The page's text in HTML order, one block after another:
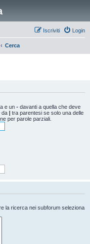
Login
Iscriviti
Cerca
e un - davanti a quella che deve
da | tra parentesi se solo una delle
per parole parziali.
la ricerca nei subforum seleziona